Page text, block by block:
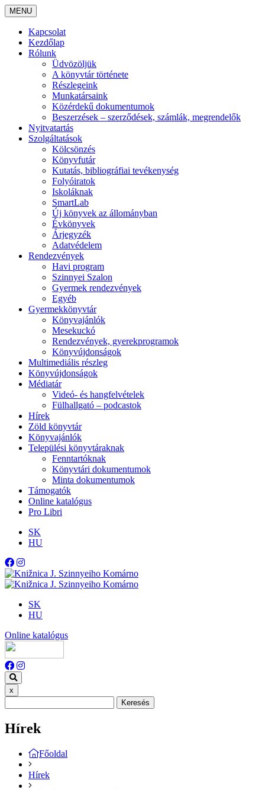
MENU
Kapcsolat
Kezdőlap
Rólunk
Üdvözöljük
A könyvtár története
Részlegeink
Munkatársaink
Közérdekű dokumentumok
Beszerzések – szerződések, számlák, megrendelők
Nyitvatartás
Szolgáltatások
Kölcsönzés
Könyvfutár
Kutatás, bibliográfiai tevékenység
Folyóiratok
Iskoláknak
SmartLab
Új könyvek az állományban
Évkönyvek
Árjegyzék
Adatvédelem
Rendezvények
Havi program
Szinnyei Szalon
Gyermek rendezvények
Egyéb
Gyermekkönyvtár
Könyvajánlók
Mesekuckó
Rendezvények, gyerekprogramok
Könyvújdonságok
Multimediális részleg
Könyvújdonságok
Médiatár
Videó- és hangfelvételek
Fülhallgató – podcastok
Hírek
Zöld könyvtár
Könyvajánlók
Települési könyvtáraknak
Fenntartóknak
Könyvtári dokumentumok
Minta dokumentumok
Támogatók
Online katalógus
Pro Libri
SK
HU
SK
HU
Online katalógus
x
Keresés
Hírek
Főoldal
Hírek